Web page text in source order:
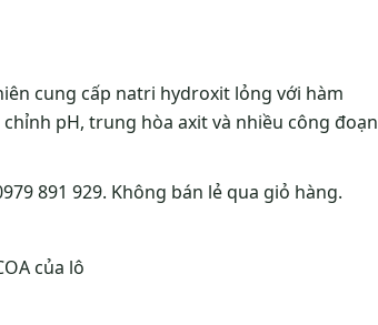
cung cấp natri hydroxit lỏng với hàm
pH, trung hòa axit và nhiều công đoạn
891 929. Không bán lẻ qua giỏ hàng.
của lô